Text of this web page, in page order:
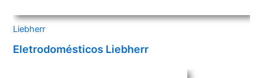
Liebherr
Eletrodomésticos Liebherr